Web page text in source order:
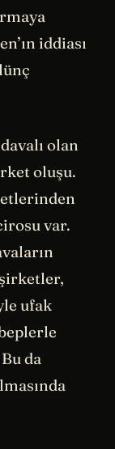
iddiası
olan
oluşu.
var.
ufak
da